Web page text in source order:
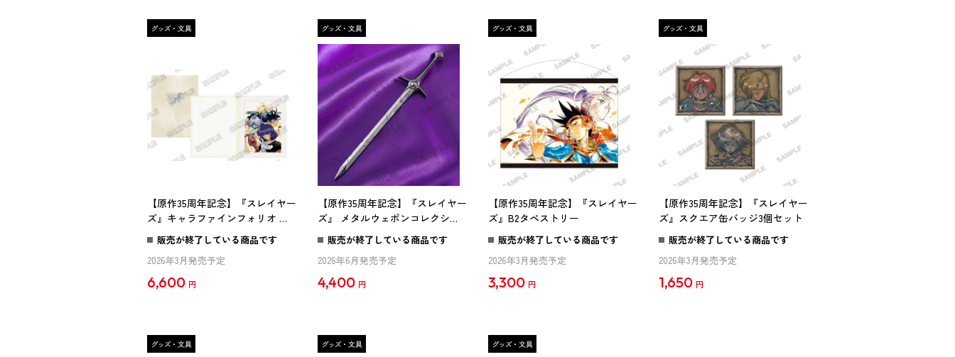
【原作35周年記念】『スレイヤー
ズ』キャラファインフォリオ ガ
ウリイ＆ゼルガディス＆ゼロス
販売が終了している商品です
2026年3月発売予定
6,600 円
【原作35周年記念】『スレイヤー
ズ』 メタルウェポンコレクショ
ン 斬妖剣（ブラスト・ソード）
販売が終了している商品です
2026年6月発売予定
4,400 円
【原作35周年記念】『スレイヤー
ズ』B2タペストリー
販売が終了している商品です
2026年3月発売予定
3,300 円
【原作35周年記念】『スレイヤー
ズ』スクエア缶バッジ3個セット
販売が終了している商品です
2026年3月発売予定
1,650 円